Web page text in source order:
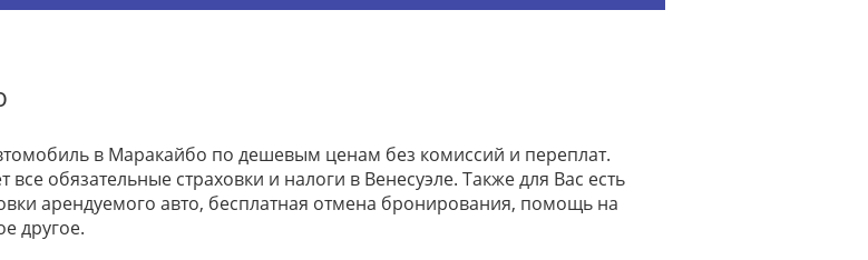
в Маракайбо по дешевым ценам без комиссий и переплат.
обязательные страховки и налоги в Венесуэле. Также для Вас есть
арендуемого авто, бесплатная отмена бронирования, помощь на
другое.